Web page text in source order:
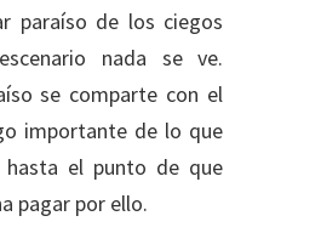
paraíso de los ciegos
nada se ve.
se comparte con el
importante de lo que
hasta el punto de que
pagar por ello.